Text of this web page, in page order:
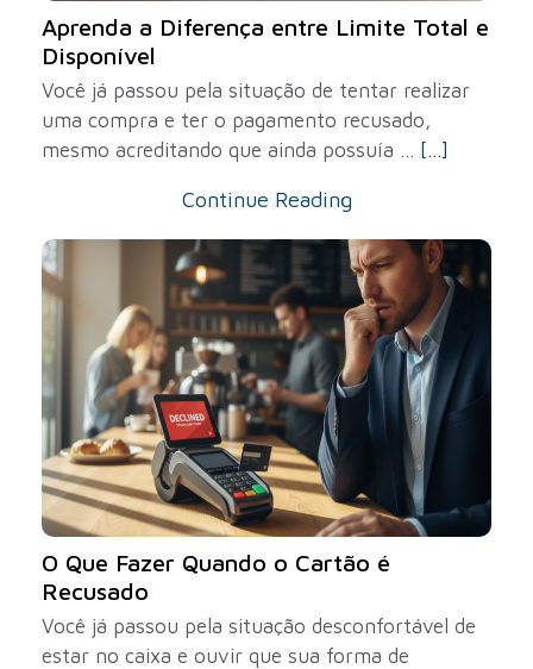
Aprenda a Diferença entre Limite Total e
Disponível
Você já passou pela situação de tentar realizar
uma compra e ter o pagamento recusado,
mesmo acreditando que ainda possuía ... [...]
Continue Reading
O Que Fazer Quando o Cartão é
Recusado
Você já passou pela situação desconfortável de
estar no caixa e ouvir que sua forma de